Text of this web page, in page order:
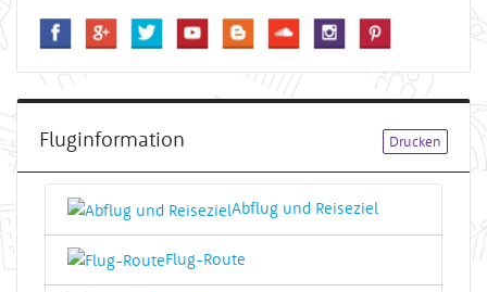
Fluginformation Drucken
Abflug und Reiseziel
Flug-Route